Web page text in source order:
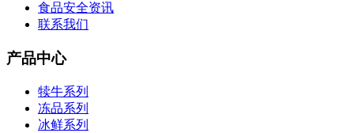
食品安全资讯
联系我们
产品中心
犊牛系列
冻品系列
冰鲜系列